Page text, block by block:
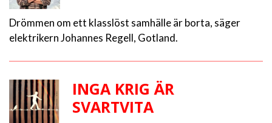
Drömmen om ett klasslöst samhälle är borta, säger
elektrikern Johannes Regell, Gotland.
INGA KRIG ÄR
SVARTVITA